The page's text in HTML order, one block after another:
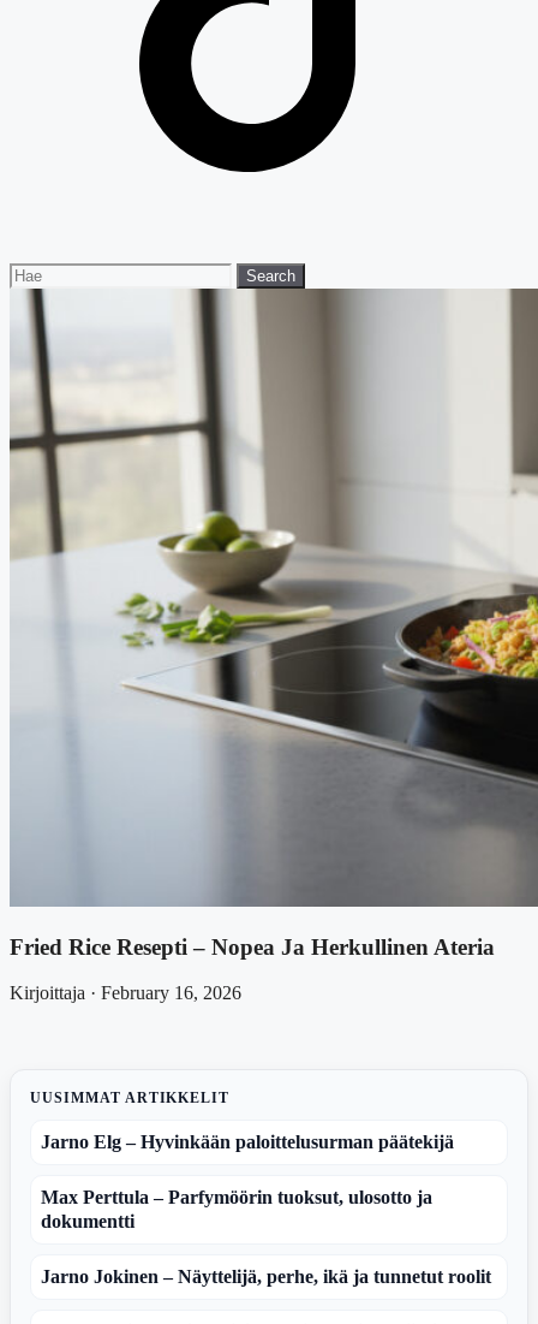
Search
for:
Search
Fried Rice Resepti – Nopea Ja Herkullinen Ateria
Kirjoittaja · February 16, 2026
UUSIMMAT ARTIKKELIT
Jarno Elg – Hyvinkään paloittelusurman päätekijä
Max Perttula – Parfymöörin tuoksut, ulosotto ja
dokumentti
Jarno Jokinen – Näyttelijä, perhe, ikä ja tunnetut roolit